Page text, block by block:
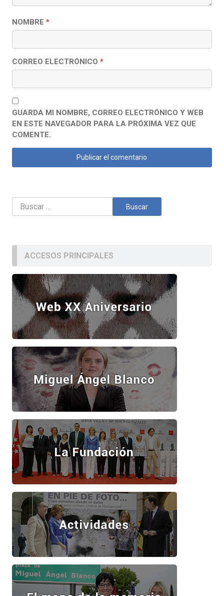
NOMBRE *
CORREO ELECTRÓNICO *
GUARDA MI NOMBRE, CORREO ELECTRÓNICO Y WEB
EN ESTE NAVEGADOR PARA LA PRÓXIMA VEZ QUE
COMENTE.
Buscar:
ACCESOS PRINCIPALES